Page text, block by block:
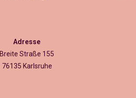
Adresse
Breite Straße 155
76135 Karlsruhe